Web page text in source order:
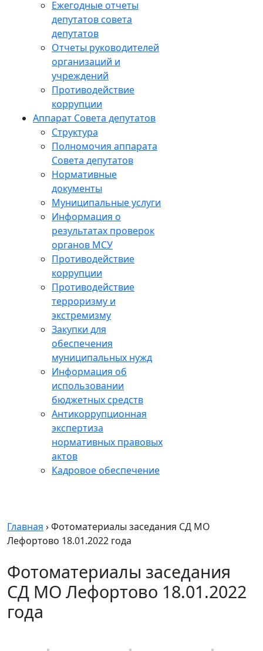
Ежегодные отчеты
депутатов совета
депутатов
Отчеты руководителей
организаций и
учреждений
Противодействие
коррупции
Аппарат Совета депутатов
Структура
Полномочия аппарата
Совета депутатов
Нормативные
документы
Муниципальные услуги
Информация о
результатах проверок
органов МСУ
Противодействие
коррупции
Противодействие
терроризму и
экстремизму
Закупки для
обеспечения
муниципальных нужд
Информация об
использовании
бюджетных средств
Антикоррупционная
экспертиза
нормативных правовых
актов
Кадровое обеспечение
Главная ›Фотоматериалы заседания СД МО
Лефортово 18.01.2022 года
Фотоматериалы заседания
СД МО Лефортово 18.01.2022
года